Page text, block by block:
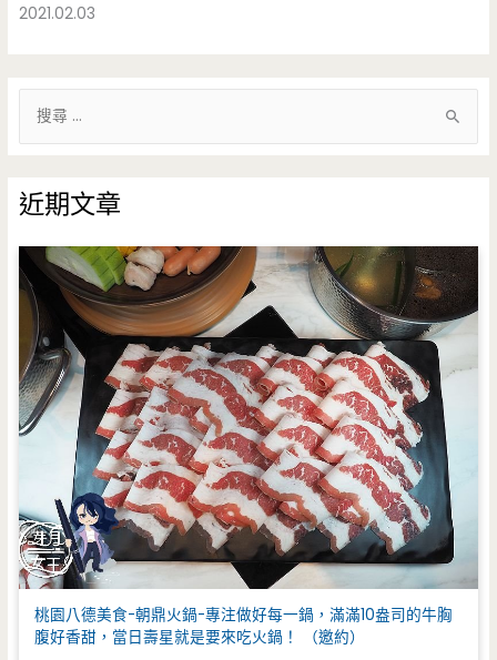
2021.02.03
鍵
字
:
近期文章
桃園八德美食-朝鼎火鍋-專注做好每一鍋，滿滿10盎司的牛胸
腹好香甜，當日壽星就是要來吃火鍋！ （邀約）